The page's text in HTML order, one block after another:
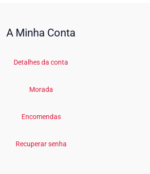
A Minha Conta
Detalhes da conta
Morada
Encomendas
Recuperar senha